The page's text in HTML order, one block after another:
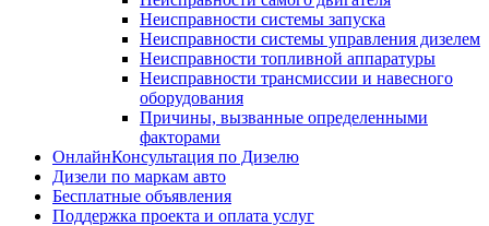
Неисправности системы запуска
Неисправности системы управления дизелем
Неисправности топливной аппаратуры
Неисправности трансмиссии и навесного
оборудования
Причины, вызванные определенными
факторами
ОнлайнКонсультация по Дизелю
Дизели по маркам авто
Бесплатные объявления
Поддержка проекта и оплата услуг